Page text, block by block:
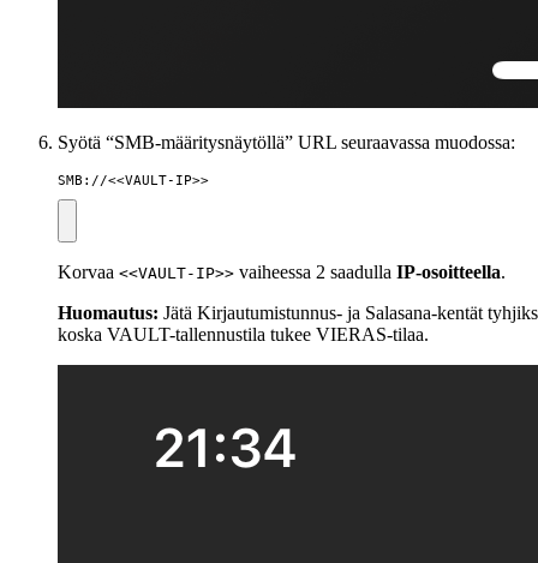
Syötä “SMB-määritysnäytöllä” URL seuraavassa muodossa:
SMB://<<VAULT-IP>>
Korvaa <<VAULT-IP>> vaiheessa 2 saadulla IP-osoitteella.
Huomautus: Jätä Kirjautumistunnus- ja Salasana-kentät
koska VAULT-tallennustila tukee VIERAS-tilaa.